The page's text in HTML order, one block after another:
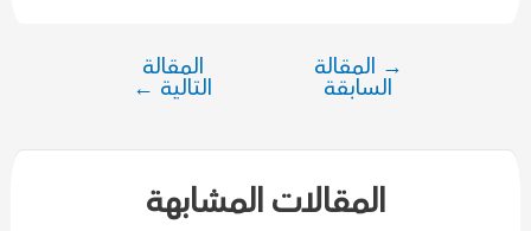
تصفّح→ المقالة
السابقة
المقالة
التالية ←
المقالات المشابهة